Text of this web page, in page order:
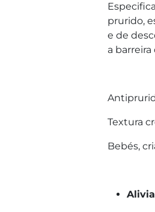
prurido,
e de
a
Textura
Bebés,